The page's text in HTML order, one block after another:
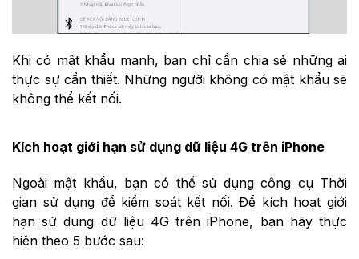
Khi có mật khẩu mạnh, bạn chỉ cần chia sẻ những ai
thực sự cần thiết. Những người không có mật khẩu sẽ
không thể kết nối.
Kích hoạt giới hạn sử dụng dữ liệu 4G trên iPhone
Ngoài mật khẩu, bạn có thể sử dụng công cụ Thời
gian sử dụng để kiểm soát kết nối. Để kích hoạt giới
hạn sử dụng dữ liệu 4G trên iPhone, bạn hãy thực
hiện theo 5 bước sau: